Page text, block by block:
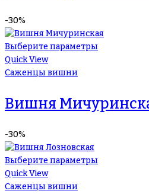
-30%
Выберите параметры
Quick View
Саженцы вишни
Вишня
-30%
Выберите параметры
Quick View
Саженцы вишни